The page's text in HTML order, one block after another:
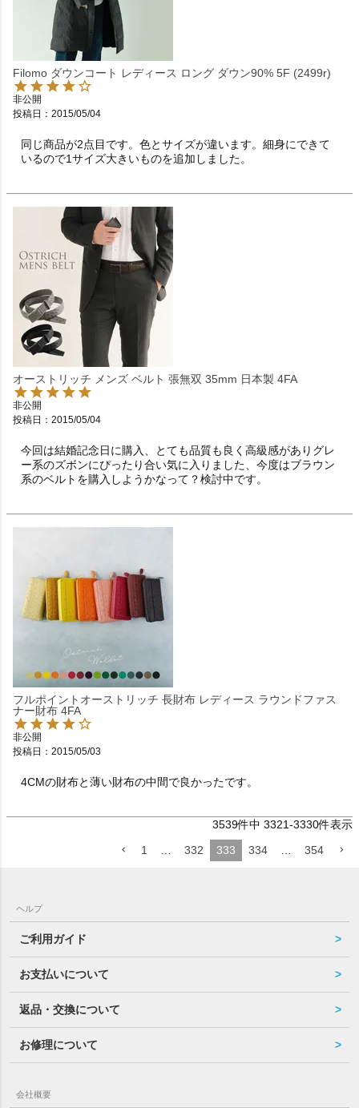
Filomo ダウンコート レディース ロング ダウン90% 5F (2499r)
非公開
投稿日
2015/05/04
同じ商品が2点目です。色とサイズが違います。細身にできて
いるので1サイズ大きいものを追加しました。
オーストリッチ メンズ ベルト 張無双 35mm 日本製 4FA
非公開
投稿日
2015/05/04
今回は結婚記念日に購入、とても品質も良く高級感がありグレ
ー系のズボンにぴったり合い気に入りました、今度はブラウン
系のベルトを購入しようかなって？検討中です。
フルポイントオーストリッチ 長財布 レディース ラウンドファス
ナー財布 4FA
非公開
投稿日
2015/05/03
4CMの財布と薄い財布の中間で良かったです。
3539件中 3321-3330件表示
1
332 333 334 354
ヘルプ
ご利用ガイド
お支払いについて
返品・交換について
お修理について
会社概要